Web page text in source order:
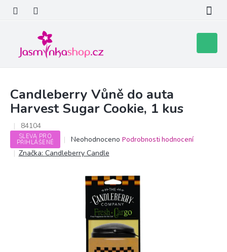
obsah
košík
Candleberry Vůně do auta
Harvest Sugar Cookie, 1 kus
84104
SLEVA PRO
PŘIHLÁŠENÉ
Průměrné
hodnocení
produktu
hvězdiček.
Neohodnoceno Podrobnosti hodnocení
Značka: Candleberry Candle